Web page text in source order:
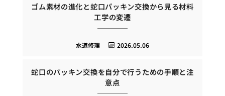
ゴム素材の進化と蛇口パッキン交換から見る材料
工学の変遷
2026.05.06
水道修理
蛇口のパッキン交換を自分で行うための手順と注
意点